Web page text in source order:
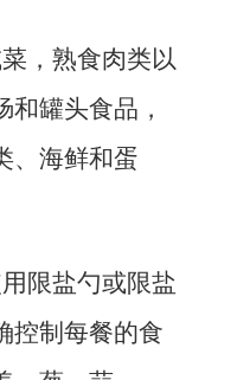
，熟食肉类以
罐头食品，
、海鲜和蛋
限盐勺或限盐
控制每餐的食